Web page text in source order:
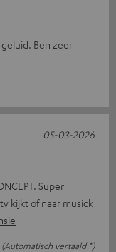
Ben zeer
Super
kijkt of naar musick
(Automatisch vertaald *)
05-03-2026